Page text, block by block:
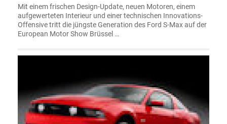
Mit einem frischen Design-Update, neuen Motoren, einem
aufgewerteten Interieur und einer technischen Innovations-
Offensive tritt die jüngste Generation des Ford S-Max auf der
European Motor Show Brüssel …